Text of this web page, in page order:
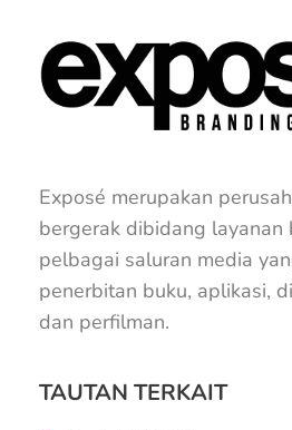
Exposé merupakan
bergerak dibidang layanan
pelbagai saluran media
penerbitan buku, aplikasi,
dan perfilman.
TAUTAN TERKAIT